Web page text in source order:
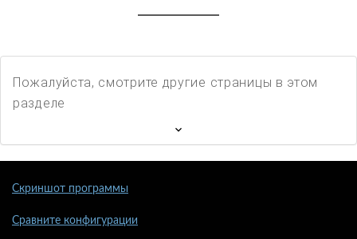
Пожалуйста, смотрите другие страницы в этом
разделе
Скриншот программы
Сравните конфигурации